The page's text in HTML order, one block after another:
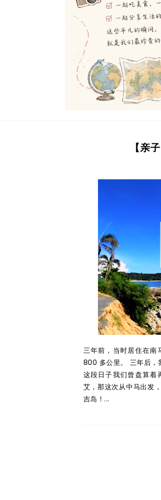
【亲
三年前，当时居住在南
800 多公里。 三年后，
这段日子我们曾盘算着
艾，那这次从中马出发
吉岛！...